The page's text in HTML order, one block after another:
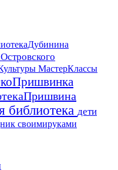
МастерКлассы
библиотека дети
своимируками